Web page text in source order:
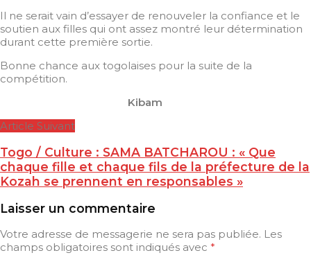
Il ne serait vain d’essayer de renouveler la confiance et le
soutien aux filles qui ont assez montré leur détermination
durant cette première sortie.
Bonne chance aux togolaises pour la suite de la
compétition.
Kibam
Article Suivant
Togo / Culture : SAMA BATCHAROU : « Que
chaque fille et chaque fils de la préfecture de la
Kozah se prennent en responsables »
Laisser un commentaire
Votre adresse de messagerie ne sera pas publiée. Les
champs obligatoires sont indiqués avec *